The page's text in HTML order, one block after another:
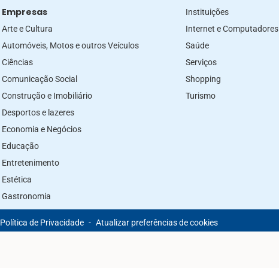
Empresas
Arte e Cultura
Automóveis, Motos e outros Veículos
Ciências
Comunicação Social
Construção e Imobiliário
Desportos e lazeres
Economia e Negócios
Educação
Entretenimento
Estética
Gastronomia
Instituições
Internet e Computadores
Saúde
Serviços
Shopping
Turismo
Política de Privacidade - Atualizar preferências de cookies